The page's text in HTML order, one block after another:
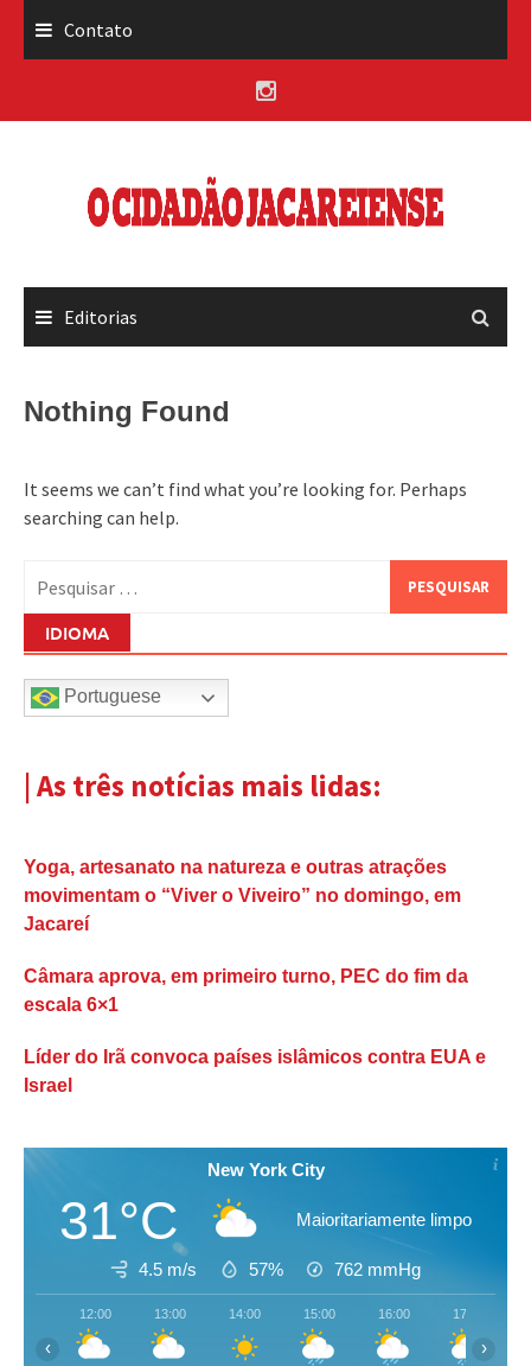
Contato
Editorias
Nothing Found
It seems we can’t find what you’re looking for. Perhaps
searching can help.
por:
IDIOMA
Portuguese
| As três notícias mais lidas:
Yoga, artesanato na natureza e outras atrações
movimentam o “Viver o Viveiro” no domingo, em
Jacareí
Câmara aprova, em primeiro turno, PEC do fim da
escala 6×1
Líder do Irã convoca países islâmicos contra EUA e
Israel
New York City
31°C Maioritariamente limpo
4.5 m/s 57% 762 mmHg
12:00 13:00 14:00 15:00 16:00 17:00
‹ ›